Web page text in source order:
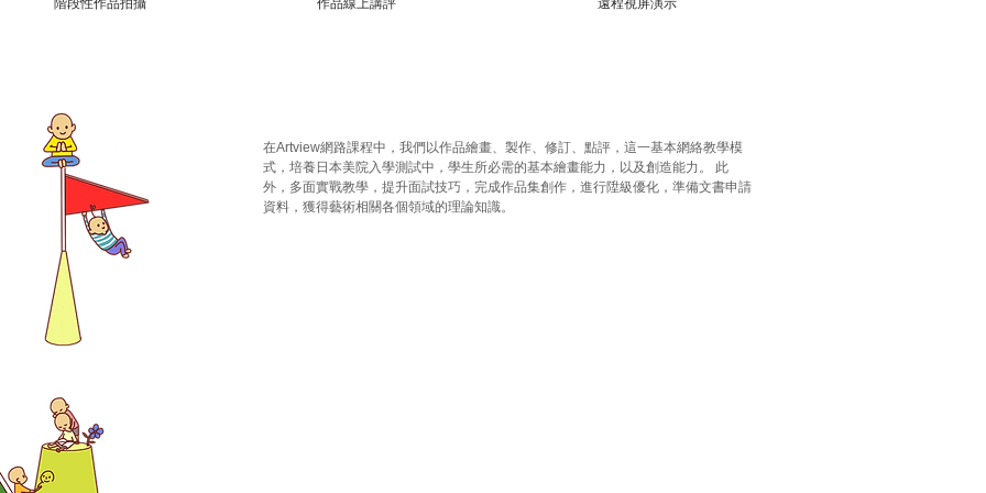
在Artview網路課程中，我們以作品繪畫、製作、修訂、點評，這一基本網絡教學模
式，培養日本美院入學測試中，學生所必需的基本繪畫能力，以及創造能力。 此
外，多面實戰教學，提升面試技巧，完成作品集創作，進行陞級優化，準備文書申請
資料，獲得藝術相關各個領域的理論知識。
​遠程視屏演示
​階段性作品拍攝 作品線上講評